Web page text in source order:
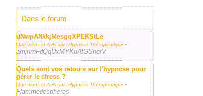
Dans le forum
uNwpANkkjMesgqXPEKStLe
Questions et Avis sur l'Hypnose Thérapeutique -
amjnrnFdQqUxMYKuAtGSherV
Quels sont vos retours sur l'hypnose pour
gérer le stress ?
Questions et Avis sur l'Hypnose Thérapeutique -
Flammedespheres